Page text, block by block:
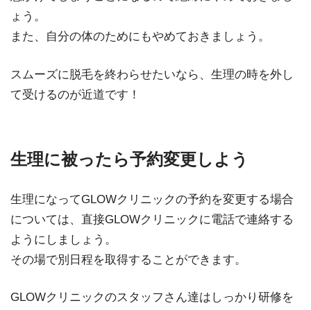
ょう。
また、自分の体のためにもやめておきましょう。
スムーズに脱毛を終わらせたいなら、生理の時を外し
て受けるのが近道です！
生理に被ったら予約変更しよう
生理になってGLOWクリニックの予約を変更する場合
については、直接GLOWクリニックに電話で連絡する
ようにしましょう。
その場で別日程を取得することができます。
GLOWクリニックのスタッフさん達はしっかり研修を